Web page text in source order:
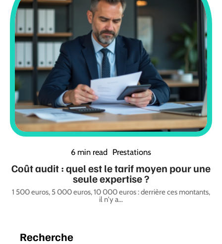
6 min read Prestations
Coût audit : quel est le tarif moyen pour une
seule expertise ?
1 500 euros, 5 000 euros, 10 000 euros : derrière ces montants,
il n'y a…
Recherche